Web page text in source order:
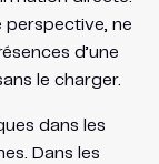
perspective, ne
d’une
le charger.
dans les
Dans les